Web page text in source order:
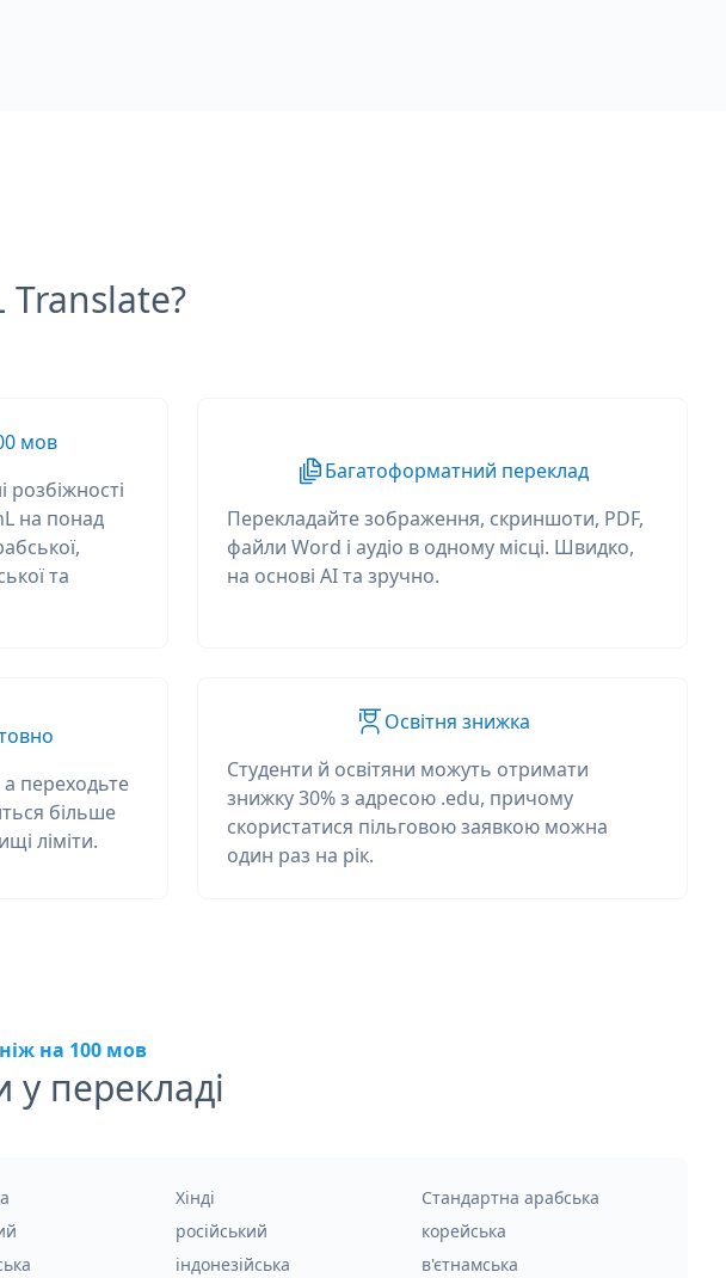
мов
розбіжності
на понад
та
Багатоформатний переклад
Перекладайте зображення, скриншоти, PDF,
файли Word і аудіо в одному місці. Швидко,
на основі AI та зручно.
переходьте
більше
ліміти.
Освітня знижка
Студенти й освітяни можуть отримати
знижку 30% з адресою .edu, причому
скористатися пільговою заявкою можна
один раз на рік.
на 100 мов
перекладі
Хінді
Стандартна арабська
російський
корейська
індонезійська в'єтнамська